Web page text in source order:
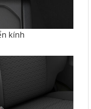
kính